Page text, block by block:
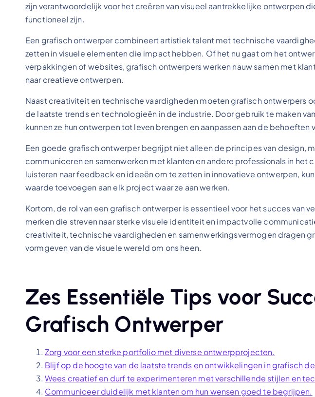
zijn verantwoordelijk voor het creëren van visueel aantrekkelijke ontwerpen
functioneel zijn.
Een grafisch ontwerper combineert artistiek talent met technische
zetten in visuele elementen die impact hebben. Of het nu gaat om het
verpakkingen of websites, grafisch ontwerpers werken nauw samen met
naar creatieve ontwerpen.
Naast creativiteit en technische vaardigheden moeten grafisch ontwerpers
de laatste trends en technologieën in de industrie. Door gebruik te maken
kunnen ze hun ontwerpen tot leven brengen en aanpassen aan de behoeften
Een goede grafisch ontwerper begrijpt niet alleen de principes van design,
communiceren en samenwerken met klanten en andere professionals in het
luisteren naar feedback en ideeën om te zetten in innovatieve ontwerpen,
waarde toevoegen aan elk project waar ze aan werken.
Kortom, de rol van een grafisch ontwerper is essentieel voor het succes van
merken die streven naar sterke visuele identiteit en impactvolle
creativiteit, technische vaardigheden en samenwerkingsvermogen dragen
vormgeven van de visuele wereld om ons heen.
Zes Essentiële Tips voor
Grafisch Ontwerper
Zorg voor een sterke portfolio met diverse ontwerpprojecten.
Blijf op de hoogte van de laatste trends en ontwikkelingen in grafisch
Wees creatief en durf te experimenteren met verschillende stijlen en
Communiceer duidelijk met klanten om hun wensen goed te begrijpen.